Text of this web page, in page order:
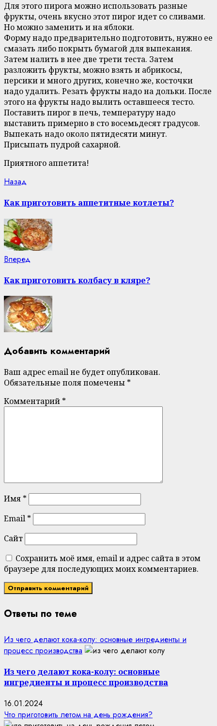
Для этого пирога можно использовать разные
фрукты, очень вкусно этот пирог идет со сливами.
Но можно заменить и на яблоки.
Форму надо предварительно подготовить, нужно ее
смазать либо покрыть бумагой для выпекания.
Затем налить в нее две трети теста. Затем
разложить фрукты, можно взять и абрикосы,
персики и много других, конечно же, косточки
надо удалить. Резать фрукты надо на дольки. После
этого на фрукты надо вылить оставшееся тесто.
Поставить пирог в печь, температуру надо
выставить примерно в сто восемьдесят градусов.
Выпекать надо около пятидесяти минут.
Присыпать пудрой сахарной.
Приятного аппетита!
Continue
Reading
Назад
Как приготовить аппетитные котлеты?
Вперед
Как приготовить колбасу в кляре?
Добавить комментарий
Ваш адрес email не будет опубликован.
Обязательные поля помечены *
Комментарий *
Имя *
Email *
Сайт
Сохранить моё имя, email и адрес сайта в этом
браузере для последующих моих комментариев.
Ответы по теме
Из чего делают кока-колу: основные ингредиенты и
процесс производства
Из чего делают кока-колу: основные
ингредиенты и процесс производства
16.01.2024
Что приготовить летом на день рождения?